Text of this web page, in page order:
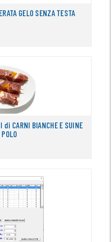
GELO SENZA TESTA
di CARNI BIANCHE E SUINE